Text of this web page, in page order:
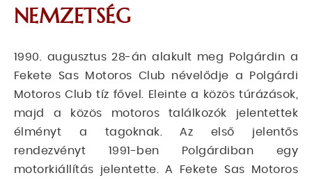
NEMZETSÉG
1990. augusztus 28-án alakult meg Polgárdin a
Fekete Sas Motoros Club névelődje a Polgárdi
Motoros Club tíz fővel. Eleinte a közös túrázások,
majd a közös motoros találkozók jelentettek
élményt a tagoknak. Az első jelentős
rendezvényt 1991-ben Polgárdiban egy
motorkiállítás jelentette. A Fekete Sas Motoros